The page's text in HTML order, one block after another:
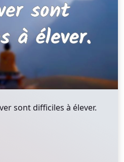
sont difficiles à élever.